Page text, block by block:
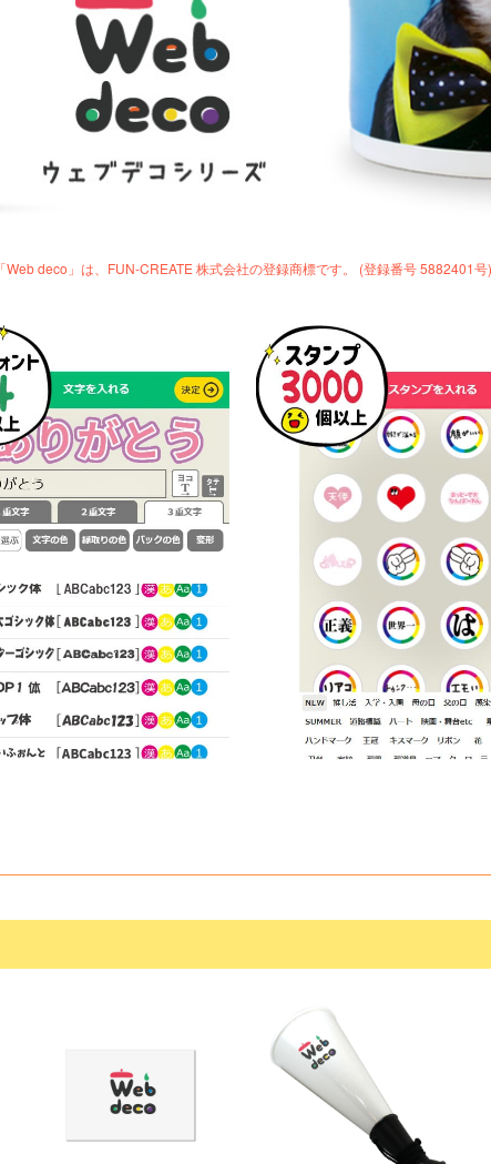
「Web deco」は、FUN-CREATE 株式会社の登録商標です。 (登録番号 5882401号)